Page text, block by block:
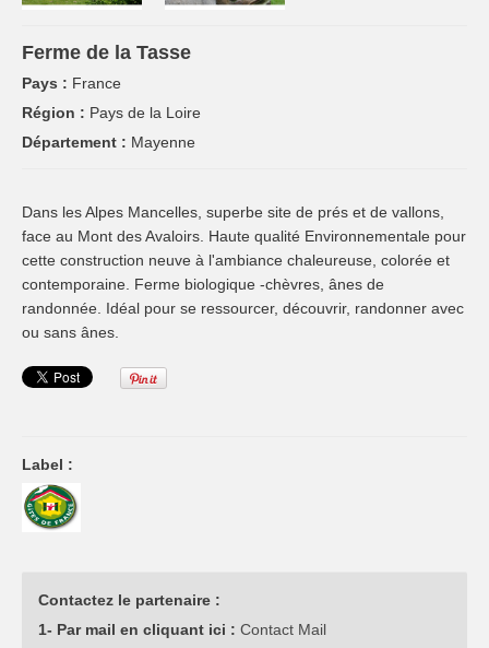
Ferme de la Tasse
Pays : France
Région : Pays de la Loire
Département : Mayenne
Dans les Alpes Mancelles, superbe site de prés et de vallons,
face au Mont des Avaloirs. Haute qualité Environnementale pour
cette construction neuve à l'ambiance chaleureuse, colorée et
contemporaine. Ferme biologique -chèvres, ânes de
randonnée. Idéal pour se ressourcer, découvrir, randonner avec
ou sans ânes.
Label :
Contactez le partenaire :
1- Par mail en cliquant ici : Contact Mail